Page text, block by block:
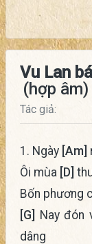
Vu Lan
(hợp âm)
Tác giả:
1. Ngày [Am]
Ôi mùa [D]
Bốn phương
[G]
Nay đón
dâng